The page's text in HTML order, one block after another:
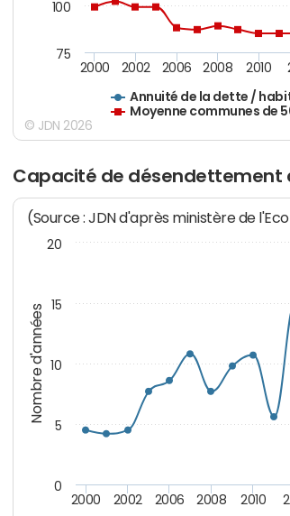
Annuité de la dette /
Moyenne communes de
2000 2002 2006 2008 2010
75
100
© JDN 2026
Capacité de désendettement
Nombre d'années
(Source : JDN d'après ministère de
2000 2002 2006 2008 2010
0
5
10
15
20